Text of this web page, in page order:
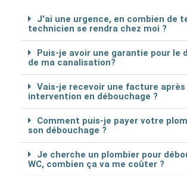
J'ai une urgence, en combien de
technicien se rendra chez moi ?
Puis-je avoir une garantie pour le
de ma canalisation?
Vais-je recevoir une facture
intervention en débouchage ?
Comment puis-je payer votre
son débouchage ?
Je cherche un plombier pour
WC, combien ça va me coûter ?